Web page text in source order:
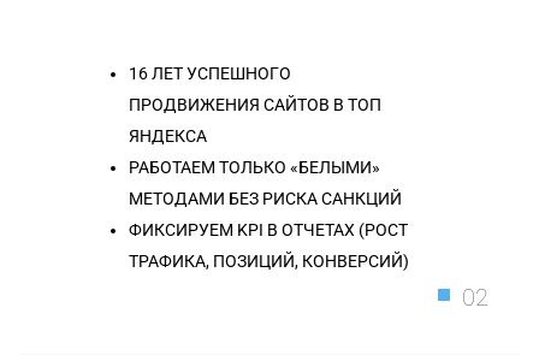
16 ЛЕТ УСПЕШНОГО
ПРОДВИЖЕНИЯ САЙТОВ В ТОП
ЯНДЕКСА
РАБОТАЕМ ТОЛЬКО «БЕЛЫМИ»
МЕТОДАМИ БЕЗ РИСКА САНКЦИЙ
ФИКСИРУЕМ KPI В ОТЧЕТАХ (РОСТ
ТРАФИКА, ПОЗИЦИЙ, КОНВЕРСИЙ)
02